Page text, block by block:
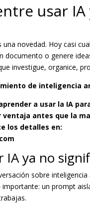
usar
novedad. Hoy casi
documento o genere
investigue, organice,
de inteligencia
a usar la IA
antes que la
los detalles en:
IA ya no
sobre
un prompt